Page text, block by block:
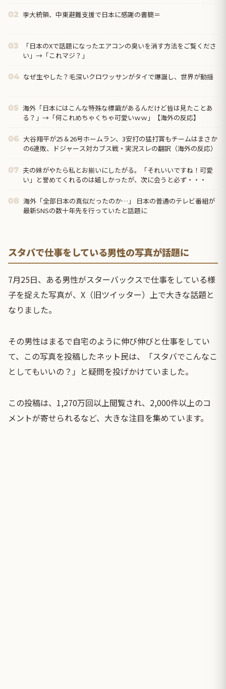
02 李大統領、中東避難支援で日本に感謝の書簡＝
03
「日本のXで話題になったエアコンの臭いを消す方法をご覧くださ
い」→「これマジ？」
04 なぜ生やした？毛深いクロワッサンがタイで爆誕し、世界が動揺
05 海外「日本にはこんな特殊な標識があるんだけど皆は見たことあ
る？」→「何これめちゃくちゃ可愛いｗｗ」【海外の反応】
06 大谷翔平が25＆26号ホームラン、3安打の猛打賞もチームはまさか
の6連敗、ドジャース対カブス戦・実況スレの翻訳（海外の反応）
07 夫の妹がやたら私とお揃いにしたがる。「それいいですね！可愛
い」と誉めてくれるのは嬉しかったが、次に会うと必ず・・・
08 海外「全部日本の真似だったのか…」 日本の普通のテレビ番組が
最新SNSの数十年先を行っていたと話題に
スタバで仕事をしている男性の写真が話題に
7月25日、ある男性がスターバックスで仕事をしている様
子を捉えた写真が、X（旧ツイッター）上で大きな話題と
なりました。
その男性はまるで自宅のように伸び伸びと仕事をしてい
て、この写真を投稿したネット民は、「スタバでこんなこ
としてもいいの？」と疑問を投げかけていました。
この投稿は、1,270万回以上閲覧され、2,000件以上のコ
メントが寄せられるなど、大きな注目を集めています。